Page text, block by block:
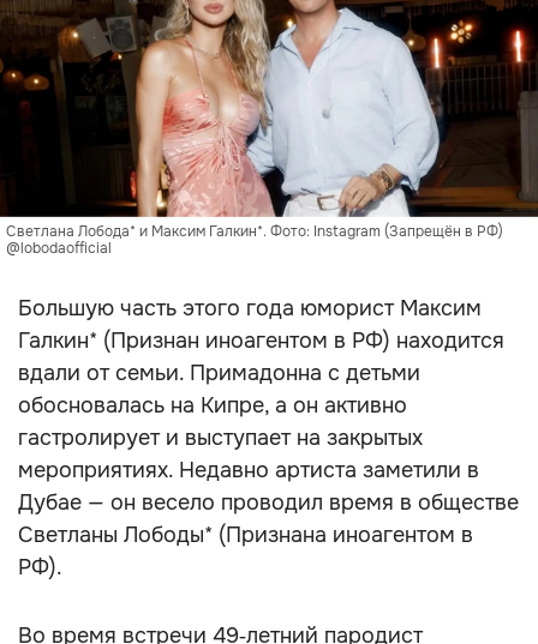
Светлана Лобода* и Максим Галкин*. Фото: Instagram (Запрещён в РФ)
@lobodaofficial
Большую часть этого года юморист Максим
Галкин* (Признан иноагентом в РФ) находится
вдали от семьи. Примадонна с детьми
обосновалась на Кипре, а он активно
гастролирует и выступает на закрытых
мероприятиях. Недавно артиста заметили в
Дубае — он весело проводил время в обществе
Светланы Лободы* (Признана иноагентом в
РФ).
Во время встречи 49‑летний пародист